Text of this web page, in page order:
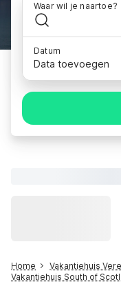
Waar wil je naartoe?
Datum
Data toevoegen
Home
Vakantiehuis
Vakantiehuis South of